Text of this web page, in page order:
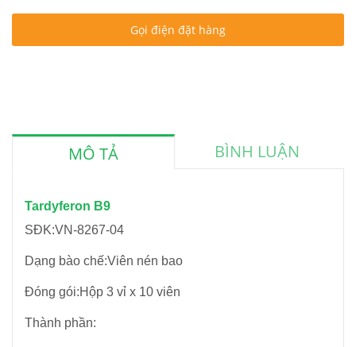
Gọi điện đặt hàng
MÔ TẢ BÌNH LUẬN
Tardyferon B9
SĐK:VN-8267-04
Dạng bào chế:Viên nén bao
Đóng gói:Hộp 3 vỉ x 10 viên
Thành phần: